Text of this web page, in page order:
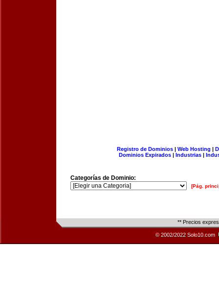
Registro de Dominios| Web Hosting |
Dominios Expirados | Industrias |
Categorías de Dominio:
[Pág.
** Precios
© 2002/2022 Solo10.com